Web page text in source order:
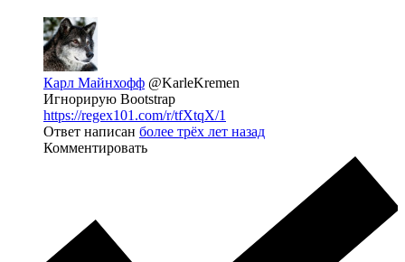
Карл Майнхофф @KarleKremen
Игнорирую Bootstrap
https://regex101.com/r/tfXtqX/1
Ответ написан более трёх лет назад
Комментировать